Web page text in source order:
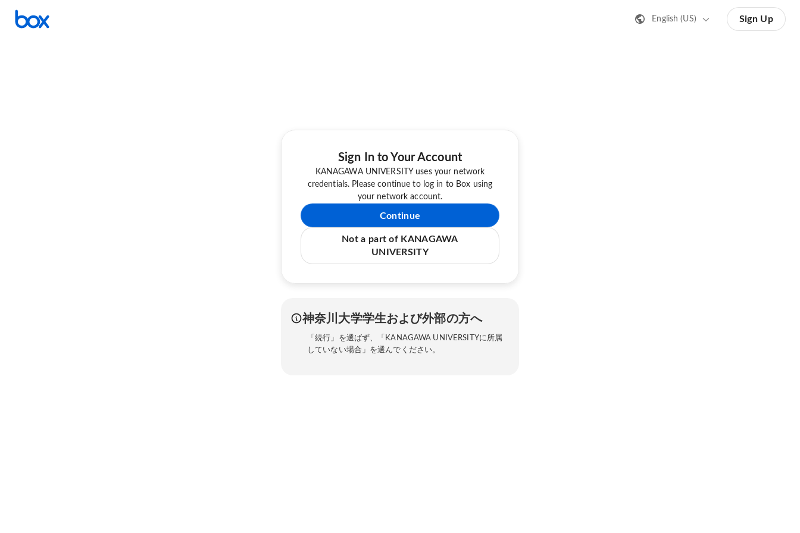
English (US) Sign Up
Sign In to Your Account
KANAGAWA UNIVERSITY uses your network
credentials. Please continue to log in to Box using
your network account.
Continue
Not a part of KANAGAWA
UNIVERSITY
神奈川大学学生および外部の方へ
「続行」を選ばず、「KANAGAWA UNIVERSITYに所属
していない場合」を選んでください。